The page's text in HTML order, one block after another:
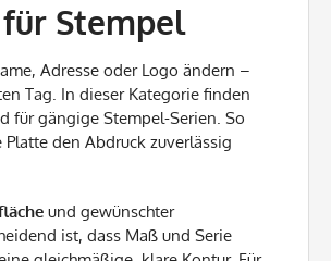
Stempel
Adresse oder Logo ändern –
Tag. In dieser Kategorie finden
für gängige Stempel-Serien. So
den Abdruck zuverlässig
und gewünschter
ist, dass Maß und Serie